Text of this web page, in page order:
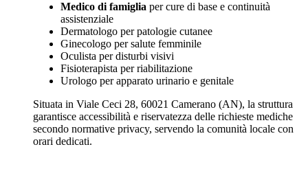
Medico di famiglia per cure di base e continuità
assistenziale
Dermatologo per patologie cutanee
Ginecologo per salute femminile
Oculista per disturbi visivi
Fisioterapista per riabilitazione
Urologo per apparato urinario e genitale
Situata in Viale Ceci 28, 60021 Camerano (AN), la struttura
garantisce accessibilità e riservatezza delle richieste mediche
secondo normative privacy, servendo la comunità locale con
orari dedicati.